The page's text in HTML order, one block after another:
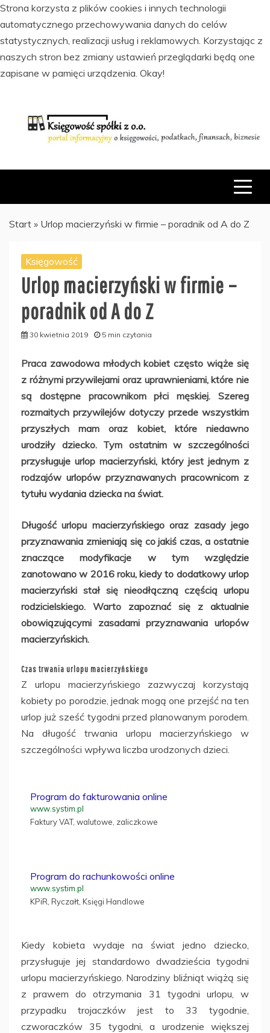
Strona korzysta z plików cookies i innych technologii
automatycznego przechowywania danych do celów
statystycznych, realizacji usług i reklamowych. Korzystając z
naszych stron bez zmiany ustawień przeglądarki będą one
zapisane w pamięci urządzenia. Okay!
FINANSACH I BIZNESIE
Start » Urlop macierzyński w firmie – poradnik od A do Z
Księgowość
Urlop macierzyński w firmie –
poradnik od A do Z
30 kwietnia 2019 5 min czytania
Praca zawodowa młodych kobiet często wiąże się
z różnymi przywilejami oraz uprawnieniami, które nie
są dostępne pracownikom płci męskiej. Szereg
rozmaitych przywilejów dotyczy przede wszystkim
przyszłych mam oraz kobiet, które niedawno
urodziły dziecko. Tym ostatnim w szczególności
przysługuje urlop macierzyński, który jest jednym z
rodzajów urlopów przyznawanych pracownicom z
tytułu wydania dziecka na świat.
Długość urlopu macierzyńskiego oraz zasady jego
przyznawania zmieniają się co jakiś czas, a ostatnie
znaczące modyfikacje w tym względzie
zanotowano w 2016 roku, kiedy to dodatkowy urlop
macierzyński stał się nieodłączną częścią urlopu
rodzicielskiego. Warto zapoznać się z aktualnie
obowiązującymi zasadami przyznawania urlopów
macierzyńskich.
Czas trwania urlopu macierzyńskiego
Z urlopu macierzyńskiego zazwyczaj korzystają
kobiety po porodzie, jednak mogą one przejść na ten
urlop już sześć tygodni przed planowanym porodem.
Na długość trwania urlopu macierzyńskiego w
szczególności wpływa liczba urodzonych dzieci.
Program do fakturowania online
www.systim.pl
Faktury VAT, walutowe, zaliczkowe
Program do rachunkowości online
www.systim.pl
KPiR, Ryczałt, Księgi Handlowe
Kiedy kobieta wydaje na świat jedno dziecko,
przysługuje jej standardowo dwadzieścia tygodni
urlopu macierzyńskiego. Narodziny bliźniąt wiążą się
z prawem do otrzymania 31 tygodni urlopu, w
przypadku trojaczków jest to 33 tygodnie,
czworaczków 35 tygodni, a urodzenie większej